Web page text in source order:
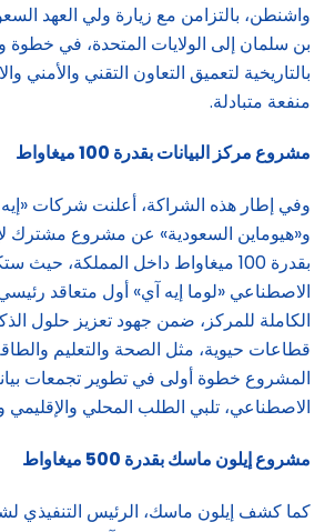
واشنطن، بالتزامن مع زيارة ولي العهد
بن سلمان إلى الولايات المتحدة، في خطوة
بالتاريخية لتعميق التعاون التقني والأمني
منفعة متبادلة.
مشروع مركز البيانات بقدرة 100 ميغاواط
وفي إطار هذه الشراكة، أعلنت شركات
و«هيوماين السعودية» عن مشروع مشترك
بقدرة 100 ميغاواط داخل المملكة،
الاصطناعي «لوما إيه آي» أول متعاقد
الكاملة للمركز، ضمن جهود تعزيز حلول
قطاعات حيوية، مثل الصحة والتعليم
المشروع خطوة أولى في تطوير تجمعات
الاصطناعي، تلبي الطلب المحلي والإقليمي
مشروع إيلون ماسك بقدرة 500 ميغاواط
كما كشف إيلون ماسك، الرئيس التنفيذي